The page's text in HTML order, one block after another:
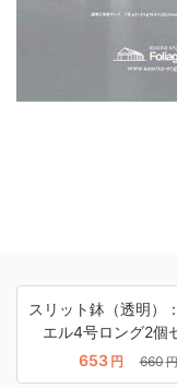
スリット鉢（透明）
エル4号ロング2個
653 円 660円